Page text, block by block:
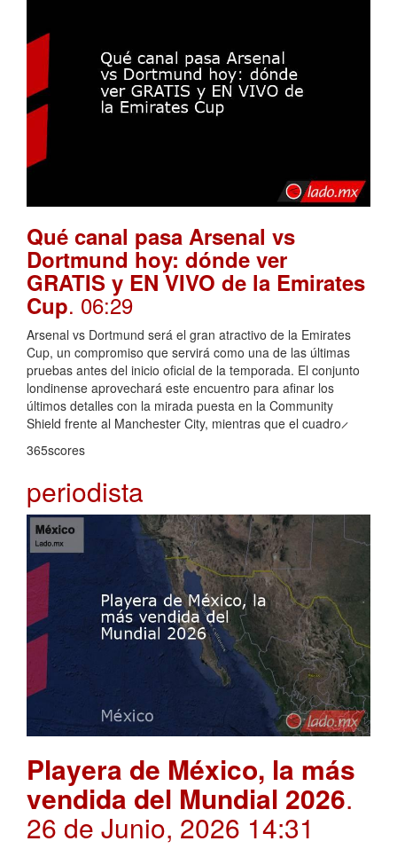
Qué canal pasa Arsenal vs
Dortmund hoy: dónde ver
GRATIS y EN VIVO de la Emirates
Cup. 06:29
Arsenal vs Dortmund será el gran atractivo de la Emirates
Cup, un compromiso que servirá como una de las últimas
pruebas antes del inicio oficial de la temporada. El conjunto
londinense aprovechará este encuentro para afinar los
últimos detalles con la mirada puesta en la Community
Shield frente al Manchester City, mientras que el cuadro ̷
365scores
periodista
Playera de México, la más
vendida del Mundial 2026.
26 de Junio, 2026 14:31